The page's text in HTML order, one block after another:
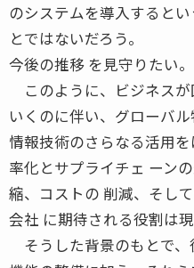
のシステムを導入すると
とではないだろう。
今後の推移 を見守りたい。
このように、ビジネス
いくのに伴い、グローバル
情報技術のさらなる活用
率化とサプライチェ ーン
縮、コストの 削減、そし
会社 に期待される役割は
そうした背景のもとで